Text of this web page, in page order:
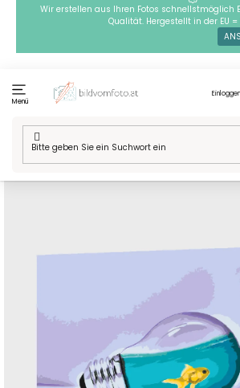
springen
Wir erstellen aus Ihren Fotos schnellstmöglich
Qualität. Hergestellt in der EU =
Menü
Einloggen
Startseite
/ Technik / Malen nach Zahlen /
Goldfisch